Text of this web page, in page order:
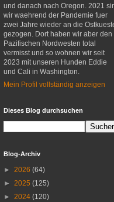
und danach nach Oregon. 2021
wir waehrend der Pandemie fuer
zwei Jahre wieder an die
gezogen. Dort haben wir aber den
Pazifischen Nordwesten total
vermisst und so wohnen wir seit
2023 mit unseren Hunden Eddie
und Cali in Washington.
Mein Profil vollständig anzeigen
Dieses Blog durchsuchen
Blog-Archiv
► 2026 (64)
► 2025 (125)
► 2024 (120)